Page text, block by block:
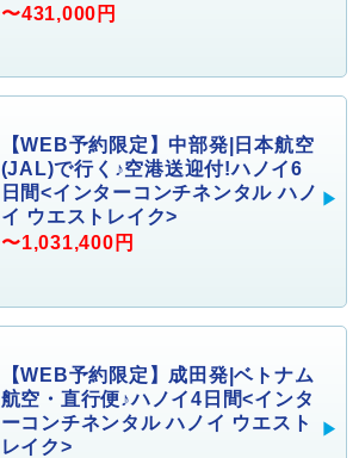
431,000円
【WEB予約限定】中部発|日本航空
(JAL)で行く♪空港送迎付!ハノイ6
日間<インターコンチネンタル ハノ
イ ウエストレイク>
1,031,400円
【WEB予約限定】成田発|ベトナム
航空・直行便♪ハノイ4日間<インタ
ーコンチネンタル ハノイ ウエスト
レイク>